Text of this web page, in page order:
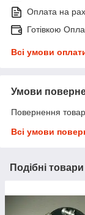
Оплата на
Готівкою
Всі умови
Умови
Повернення
Всі умови
Подібні